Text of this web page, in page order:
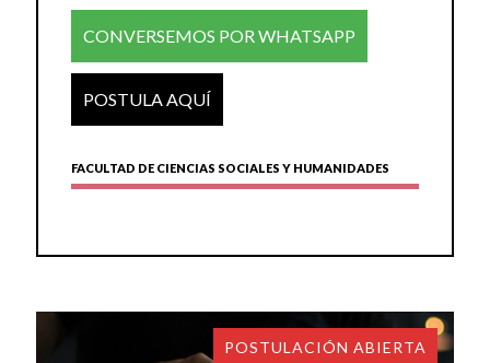
CONVERSEMOS POR WHATSAPP
POSTULA AQUÍ
FACULTAD DE CIENCIAS SOCIALES Y HUMANIDADES
POSTULACIÓN ABIERTA